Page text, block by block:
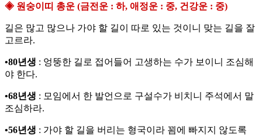
◈ 원숭이띠 총운 (금전운 : 하, 애정운 : 중, 건강운 : 중)
길은 많고 많으나 가야 할 길이 따로 있는 것이니 맞는 길을 잘
고르라.
•80년생 : 엉뚱한 길로 접어들어 고생하는 수가 보이니 조심해
야 한다.
•68년생 : 모임에서 한 발언으로 구설수가 비치니 주석에서 말
조심하라.
•56년생 : 가야 할 길을 버리는 형국이라 꾐에 빠지지 않도록